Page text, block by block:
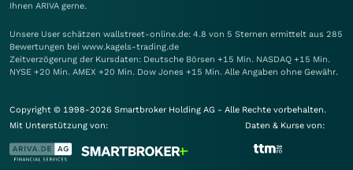
Ihnen ARIVA gerne.
Unsere User schätzen wallstreet-online.de: 4.8 von 5 Sternen ermittelt aus 285
Bewertungen bei www.kagels-trading.de
Zeitverzögerung der Kursdaten: Deutsche Börsen +15 Min. NASDAQ +15 Min.
NYSE +20 Min. AMEX +20 Min. Dow Jones +15 Min. Alle Angaben ohne Gewähr.
Copyright © 1998-2026 Smartbroker Holding AG - Alle Rechte vorbehalten.
Mit Unterstützung von:
Daten & Kurse von: